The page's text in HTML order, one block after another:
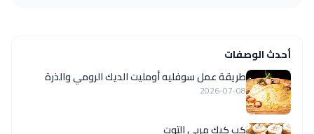
أحدث الوصفات
طريقة عمل سوفليه أومليت الديك الرومي والذرة
2026-07-08
كب كيك مربى التوت